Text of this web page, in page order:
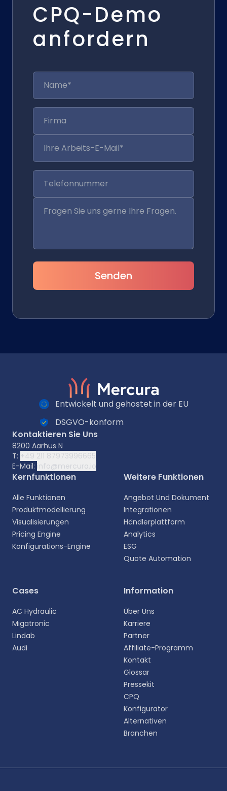
CPQ-Demo
anfordern
Senden
Entwickelt und gehostet in der EU
DSGVO-konform
Kontaktieren Sie Uns
8200 Aarhus N
T: +49 211 87973996665
E-Mail: info@mercura.io
Kernfunktionen
Alle Funktionen
Produktmodellierung
Visualisierungen
Pricing Engine
Konfigurations-Engine
Weitere Funktionen
Angebot Und Dokument
Integrationen
Händlerplattform
Analytics
ESG
Quote Automation
Cases
AC Hydraulic
Migatronic
Lindab
Audi
Information
Über Uns
Karriere
Partner
Affiliate-Programm
Kontakt
Glossar
Pressekit
CPQ
Konfigurator
Alternativen
Branchen